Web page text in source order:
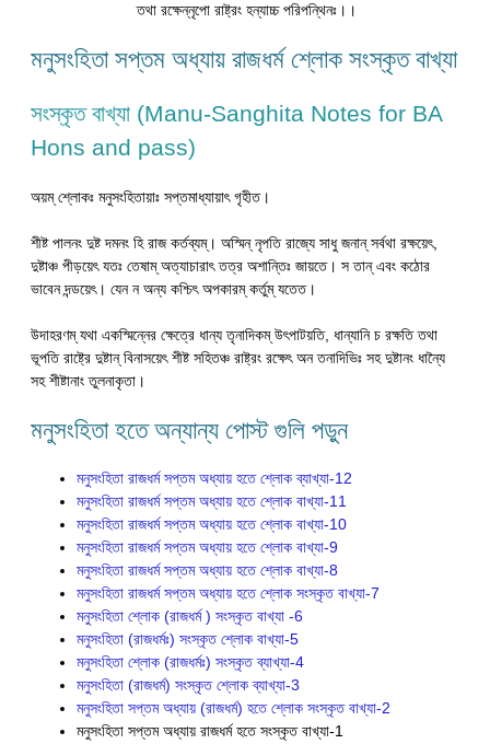
তথা রক্ষেন্নৃপো রাষ্ট্রং হন্যাচ্চ পরিপন্থিনঃ।।
মনুসংহিতা সপ্তম অধ্যায় রাজধর্ম শ্লোক সংস্কৃত বাখ্যা
সংস্কৃত বাখ্যা (Manu-Sanghita Notes for BA
Hons and pass)
অয়ম্ শ্লোকঃ মনুসংহিতায়াঃ সপ্তমাধ্যায়াৎ গৃহীত।
শীষ্ট পালনং দুষ্ট দমনং হি রাজ কর্তব্যম্। অস্মিন্ নৃপতি রাজ্যে সাধু জনান্ সর্বথা রক্ষয়েৎ,
দুষ্টাঞ্চ পীড়য়েৎ যতঃ তেষাম্ অত্যাচারাৎ তত্র অশান্তিঃ জায়তে। স তান্ এবং কঠোর
ভাবেন দন্ডয়েৎ। যেন ন অন্য কশ্চিৎ অপকারম্ কর্তুম্ যতেত।
উদাহরণম্ যথা একস্মিন্নের ক্ষেত্রে ধান্য তৃনাদিকম্ উৎপাটয়তি, ধান্যানি চ রক্ষতি তথা
ভূপতি রাষ্ট্রে দুষ্টান্ বিনাসয়েৎ শীষ্ট সহিতঞ্চ রাষ্ট্রং রক্ষেৎ অন তনাদিভিঃ সহ দুষ্টানং ধান্যৈ
সহ শীষ্টানাং তুলনাকৃতা।
মনুসংহিতা হতে অন্যান্য পোস্ট গুলি পড়ুন
মনুসংহিতা রাজধর্ম সপ্তম অধ্যায় হতে শ্লোক ব্যাখ্যা-12
মনুসংহিতা রাজধর্ম সপ্তম অধ্যায় হতে শ্লোক বাখ্যা-11
মনুসংহিতা রাজধর্ম সপ্তম অধ্যায় হতে শ্লোক বাখ্যা-10
মনুসংহিতা রাজধর্ম সপ্তম অধ্যায় হতে শ্লোক বাখ্যা-9
মনুসংহিতা রাজধর্ম সপ্তম অধ্যায় হতে শ্লোক বাখ্যা-8
মনুসংহিতা রাজধর্ম সপ্তম অধ্যায় হতে শ্লোক সংস্কৃত বাখ্যা-7
মনুসংহিতা শ্লোক (রাজধর্ম ) সংস্কৃত বাখ্যা -6
মনুসংহিতা (রাজধর্মঃ) সংস্কৃত শ্লোক বাখ্যা-5
মনুসংহিতা শ্লোক (রাজধর্মঃ) সংস্কৃত ব্যাখ্যা-4
মনুসংহিতা (রাজধর্ম) সংস্কৃত শ্লোক ব্যাখ্যা-3
মনুসংহিতা সপ্তম অধ্যায় (রাজধর্ম) হতে শ্লোক সংস্কৃত বাখ্যা-2
মনুসংহিতা সপ্তম অধ্যায় রাজধর্ম হতে সংস্কৃত বাখ্যা-1